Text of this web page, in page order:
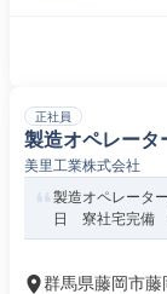
正社員
製造オペレータ
美里工業株式会社
製造オペレー
日 寮社宅完備
群馬県藤岡市藤